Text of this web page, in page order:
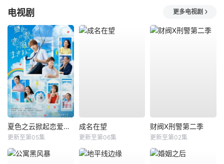
电视剧 更多电视剧
夏色之云掀起恋爱与风暴
更新至第05集
成名在望
更新至第06集
财阀X刑警第二季
更新至第02集